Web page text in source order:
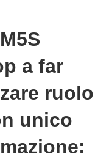
a far
ruolo
unico